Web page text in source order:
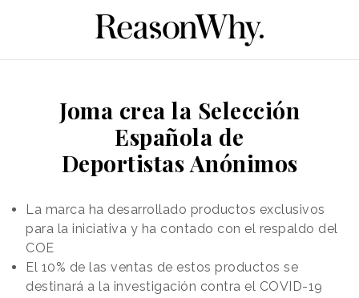
Joma crea la Selección
Española de
Deportistas Anónimos
La marca ha desarrollado productos exclusivos
para la iniciativa y ha contado con el respaldo del
COE
El 10% de las ventas de estos productos se
destinará a la investigación contra el COVID-19